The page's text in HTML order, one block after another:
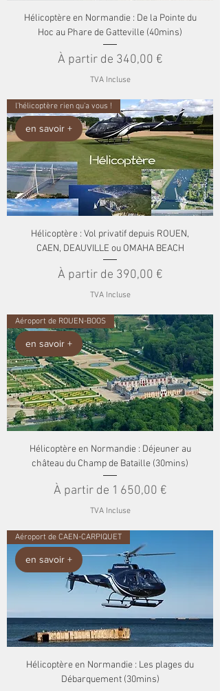
Hélicoptère en Normandie : De la Pointe du
Hoc au Phare de Gatteville (40mins)
À partir de 340,00 €
Prix promotionnel
TVA Incluse
en savoir +
l'hélicoptère rien qu'a vous !
Hélicoptère : Vol privatif depuis ROUEN,
CAEN, DEAUVILLE ou OMAHA BEACH
À partir de 390,00 €
Prix promotionnel
TVA Incluse
en savoir +
Aéroport de ROUEN-BOOS
Hélicoptère en Normandie : Déjeuner au
château du Champ de Bataille (30mins)
À partir de 1 650,00 €
Prix promotionnel
TVA Incluse
en savoir +
Aéroport de CAEN-CARPIQUET
Hélicoptère en Normandie : Les plages du
Débarquement (30mins)